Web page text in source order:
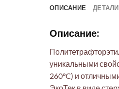
ОПИСАНИЕ ДЕТАЛИ
Описание:
уникальными
260°C) и